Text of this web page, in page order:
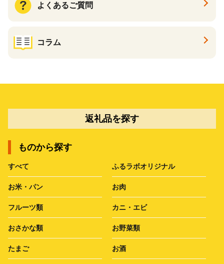
よくあるご質問
コラム
返礼品を探す
ものから探す
すべて ふるラボオリジナル
お米・パン お肉
フルーツ類 カニ・エビ
おさかな類 お野菜類
たまご お酒